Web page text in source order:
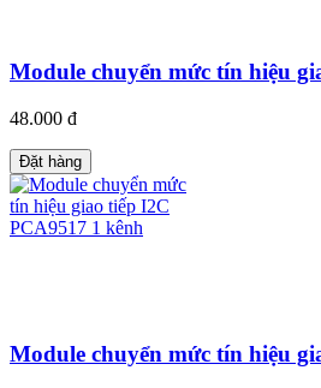
Module chuyển mức tín hiệu
48.000 đ
Đặt hàng
Module chuyển mức tín hiệu